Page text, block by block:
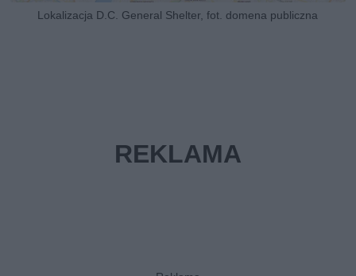
Lokalizacja D.C. General Shelter, fot. domena publiczna